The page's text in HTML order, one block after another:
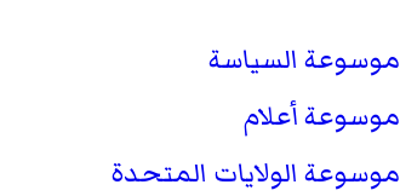
موسوعة السياسة
موسوعة أعلام
موسوعة الولايات المتحدة